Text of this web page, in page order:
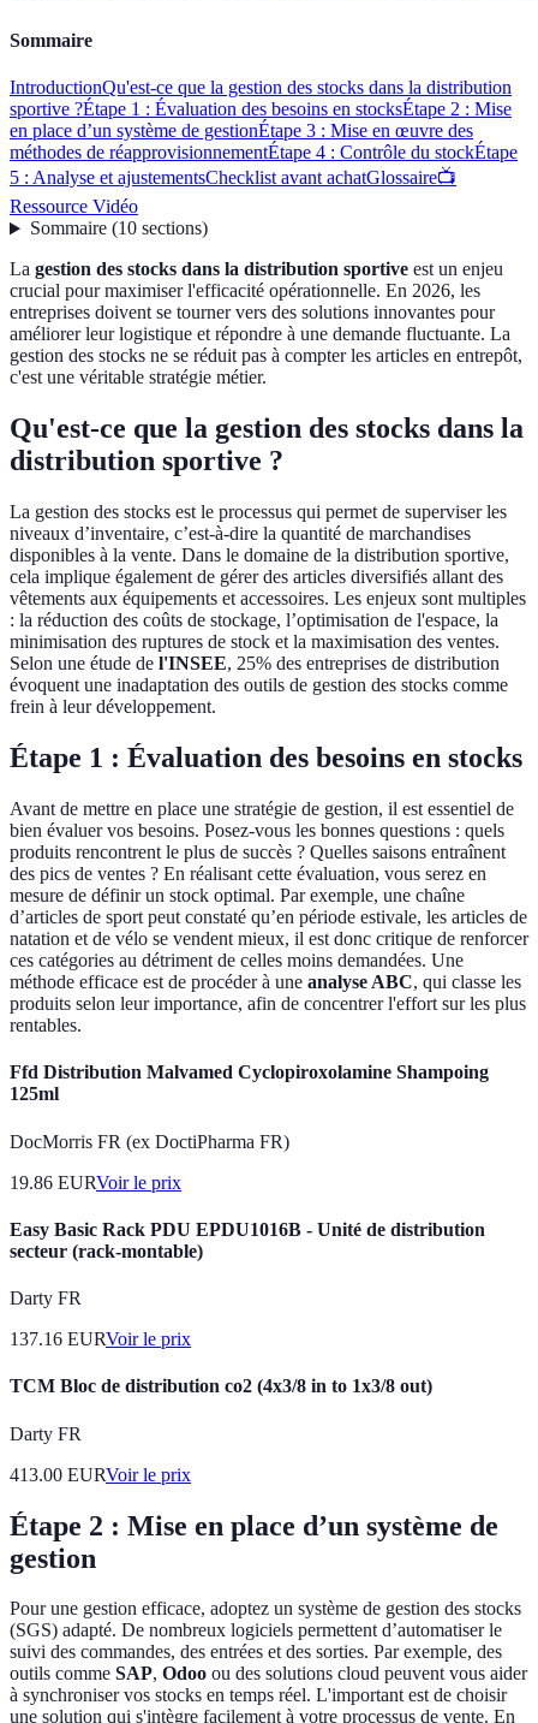
Sommaire
IntroductionQu'est-ce que la gestion des stocks dans la distribution
sportive ?Étape 1 : Évaluation des besoins en stocksÉtape 2 : Mise
en place d’un système de gestionÉtape 3 : Mise en œuvre des
méthodes de réapprovisionnementÉtape 4 : Contrôle du stockÉtape
5 : Analyse et ajustementsChecklist avant achatGlossaire📺
Ressource Vidéo
Sommaire(10 sections)
La gestion des stocks dans la distribution sportive est un enjeu
crucial pour maximiser l'efficacité opérationnelle. En 2026, les
entreprises doivent se tourner vers des solutions innovantes pour
améliorer leur logistique et répondre à une demande fluctuante. La
gestion des stocks ne se réduit pas à compter les articles en entrepôt,
c'est une véritable stratégie métier.
Qu'est-ce que la gestion des stocks dans la
distribution sportive ?
La gestion des stocks est le processus qui permet de superviser les
niveaux d’inventaire, c’est-à-dire la quantité de marchandises
disponibles à la vente. Dans le domaine de la distribution sportive,
cela implique également de gérer des articles diversifiés allant des
vêtements aux équipements et accessoires. Les enjeux sont multiples
: la réduction des coûts de stockage, l’optimisation de l'espace, la
minimisation des ruptures de stock et la maximisation des ventes.
Selon une étude de l'INSEE, 25% des entreprises de distribution
évoquent une inadaptation des outils de gestion des stocks comme
frein à leur développement.
Étape 1 : Évaluation des besoins en stocks
Avant de mettre en place une stratégie de gestion, il est essentiel de
bien évaluer vos besoins. Posez-vous les bonnes questions : quels
produits rencontrent le plus de succès ? Quelles saisons entraînent
des pics de ventes ? En réalisant cette évaluation, vous serez en
mesure de définir un stock optimal. Par exemple, une chaîne
d’articles de sport peut constaté qu’en période estivale, les articles de
natation et de vélo se vendent mieux, il est donc critique de renforcer
ces catégories au détriment de celles moins demandées. Une
méthode efficace est de procéder à une analyse ABC, qui classe les
produits selon leur importance, afin de concentrer l'effort sur les plus
rentables.
Ffd Distribution Malvamed Cyclopiroxolamine Shampoing
125ml
DocMorris FR (ex DoctiPharma FR)
19.86 EURVoir le prix
Easy Basic Rack PDU EPDU1016B - Unité de distribution
secteur (rack-montable)
Darty FR
137.16 EURVoir le prix
TCM Bloc de distribution co2 (4x3/8 in to 1x3/8 out)
Darty FR
413.00 EURVoir le prix
Étape 2 : Mise en place d’un système de
gestion
Pour une gestion efficace, adoptez un système de gestion des stocks
(SGS) adapté. De nombreux logiciels permettent d’automatiser le
suivi des commandes, des entrées et des sorties. Par exemple, des
outils comme SAP, Odoo ou des solutions cloud peuvent vous aider
à synchroniser vos stocks en temps réel. L'important est de choisir
une solution qui s'intègre facilement à votre processus de vente. En